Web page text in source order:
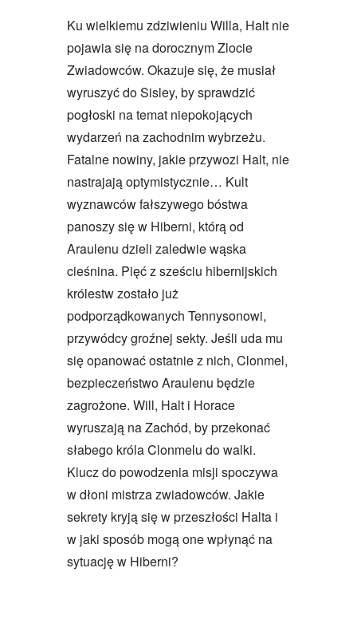
Ku wielkiemu zdziwieniu Willa, Halt nie
pojawia się na dorocznym Zlocie
Zwiadowców. Okazuje się, że musiał
wyruszyć do Sisley, by sprawdzić
pogłoski na temat niepokojących
wydarzeń na zachodnim wybrzeżu.
Fatalne nowiny, jakie przywozi Halt, nie
nastrajają optymistycznie… Kult
wyznawców fałszywego bóstwa
panoszy się w Hiberni, którą od
Araulenu dzieli zaledwie wąska
cieśnina. Pięć z sześciu hibernijskich
królestw zostało już
podporządkowanych Tennysonowi,
przywódcy groźnej sekty. Jeśli uda mu
się opanować ostatnie z nich, Clonmel,
bezpieczeństwo Araulenu będzie
zagrożone. Will, Halt i Horace
wyruszają na Zachód, by przekonać
słabego króla Clonmelu do walki.
Klucz do powodzenia misji spoczywa
w dłoni mistrza zwiadowców. Jakie
sekrety kryją się w przeszłości Halta i
w jaki sposób mogą one wpłynąć na
sytuację w Hiberni?